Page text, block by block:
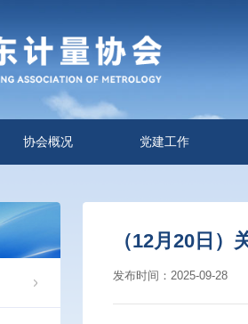
协会概况 党建工作
（12月20日
发布时间：2025-09-28